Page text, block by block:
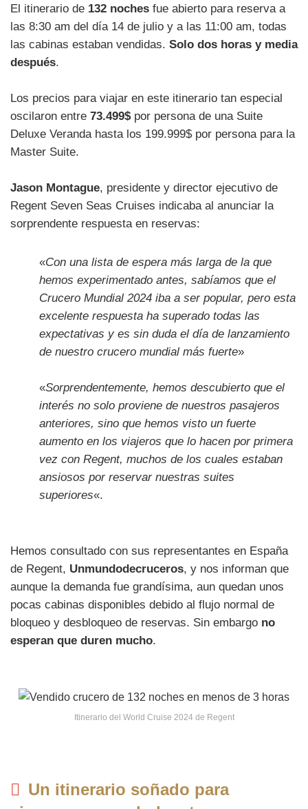
El itinerario de 132 noches fue abierto para reserva a
las 8:30 am del día 14 de julio y a las 11:00 am, todas
las cabinas estaban vendidas. Solo dos horas y media
después.
Los precios para viajar en este itinerario tan especial
oscilaron entre 73.499$por persona de una Suite
Deluxe Veranda hasta los 199.999$ por persona para la
Master Suite.
Jason Montague, presidente y director ejecutivo de
Regent Seven Seas Cruises indicaba al anunciar la
sorprendente respuesta en reservas:
«Con una lista de espera más larga de la que
hemos experimentado antes, sabíamos que el
Crucero Mundial 2024 iba a ser popular, pero esta
excelente respuesta ha superado todas las
expectativas y es sin duda el día de lanzamiento
de nuestro crucero mundial más fuerte»
«Sorprendentemente, hemos descubierto que el
interés no solo proviene de nuestros pasajeros
anteriores, sino que hemos visto un fuerte
aumento en los viajeros que lo hacen por primera
vez con Regent, muchos de los cuales estaban
ansiosos por reservar nuestras suites
superiores«.
Hemos consultado con sus representantes en España
de Regent, Unmundodecruceros, y nos informan que
aunque la demanda fue grandísima, aun quedan unos
pocas cabinas disponibles debido al flujo normal de
bloqueo y desbloqueo de reservas. Sin embargo no
esperan que duren mucho.
Itinerario del World Cruise 2024 de Regent
Un itinerario soñado para